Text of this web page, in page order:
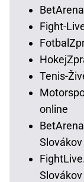
Fight-
Tenis-
online
Slovákov
Slovákov